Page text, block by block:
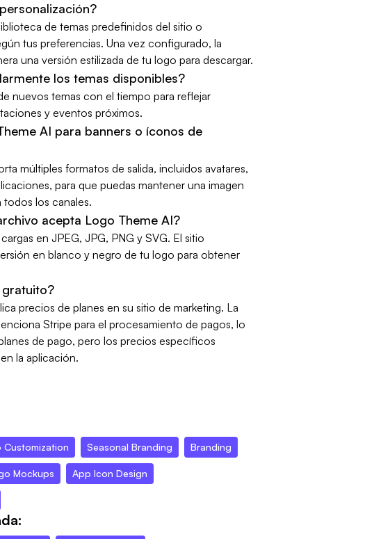
de temas predefinidos del sitio o
tus preferencias. Una vez configurado, la
una versión estilizada de tu logo para descargar.
los temas disponibles?
nuevos temas con el tiempo para reflejar
y eventos próximos.
AI para banners o íconos de
múltiples formatos de salida, incluidos avatares,
para que puedas mantener una imagen
los canales.
acepta Logo Theme AI?
en JPEG, JPG, PNG y SVG. El sitio
en blanco y negro de tu logo para obtener
gratuito?
precios de planes en su sitio de marketing. La
Stripe para el procesamiento de pagos, lo
de pago, pero los precios específicos
la aplicación.
Customization Seasonal Branding Branding
Mockups App Icon Design